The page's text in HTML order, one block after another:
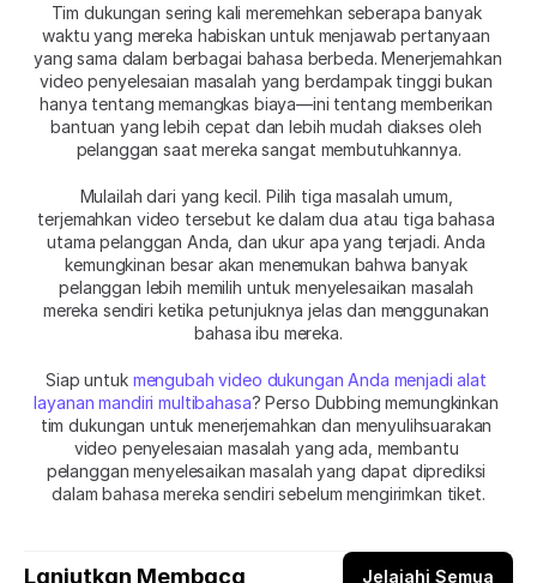
Tim dukungan sering kali meremehkan seberapa banyak
waktu yang mereka habiskan untuk menjawab pertanyaan
yang sama dalam berbagai bahasa berbeda. Menerjemahkan
video penyelesaian masalah yang berdampak tinggi bukan
hanya tentang memangkas biaya—ini tentang memberikan
bantuan yang lebih cepat dan lebih mudah diakses oleh
pelanggan saat mereka sangat membutuhkannya.
Mulailah dari yang kecil. Pilih tiga masalah umum,
terjemahkan video tersebut ke dalam dua atau tiga bahasa
utama pelanggan Anda, dan ukur apa yang terjadi. Anda
kemungkinan besar akan menemukan bahwa banyak
pelanggan lebih memilih untuk menyelesaikan masalah
mereka sendiri ketika petunjuknya jelas dan menggunakan
bahasa ibu mereka.
Siap untuk mengubah video dukungan Anda menjadi alat
layanan mandiri multibahasa? Perso Dubbing memungkinkan
tim dukungan untuk menerjemahkan dan menyulihsuarakan
video penyelesaian masalah yang ada, membantu
pelanggan menyelesaikan masalah yang dapat diprediksi
dalam bahasa mereka sendiri sebelum mengirimkan tiket.
Lanjutkan Membaca Jelajahi Semua